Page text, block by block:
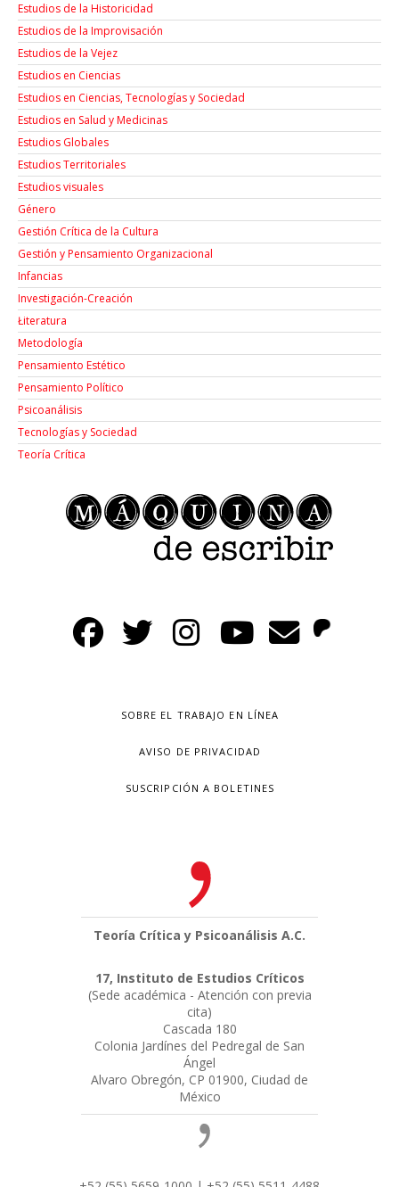
Estudios de la Historicidad
Estudios de la Improvisación
Estudios de la Vejez
Estudios en Ciencias
Estudios en Ciencias, Tecnologías y Sociedad
Estudios en Salud y Medicinas
Estudios Globales
Estudios Territoriales
Estudios visuales
Género
Gestión Crítica de la Cultura
Gestión y Pensamiento Organizacional
Infancias
Investigación-Creación
Łiteratura
Metodología
Pensamiento Estético
Pensamiento Político
Psicoanálisis
Tecnologías y Sociedad
Teoría Crítica
SOBRE EL TRABAJO EN LÍNEA
AVISO DE PRIVACIDAD
SUSCRIPCIÓN A BOLETINES
Teoría Crítica y Psicoanálisis A.C.
17, Instituto de Estudios Críticos
(Sede académica - Atención con previa
cita)
Cascada 180
Colonia Jardínes del Pedregal de San
Ángel
Alvaro Obregón, CP 01900, Ciudad de
México